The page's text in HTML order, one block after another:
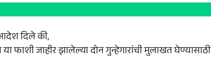
आदेश दिले की,
या फाशी जाहीर झालेल्या दोन गुन्हेगारांची मुलाखत घेण्यासाठी